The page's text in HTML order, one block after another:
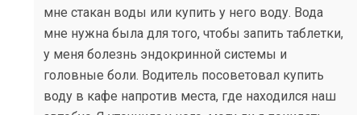
мне стакан воды или купить у него воду. Вода
мне нужна была для того, чтобы запить таблетки,
у меня болезнь эндокринной системы и
головные боли. Водитель посоветовал купить
воду в кафе напротив места, где находился наш